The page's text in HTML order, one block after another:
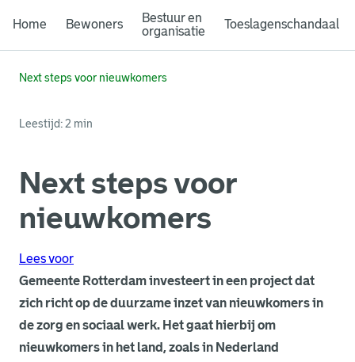
Home Bewoners
Bestuur en
organisatie
Toeslagenschandaal
Next steps voor nieuwkomers
Leestijd: 2 min
Next steps voor
nieuwkomers
Lees voor
Gemeente Rotterdam investeert in een project dat
zich richt op de duurzame inzet van nieuwkomers in
de zorg en sociaal werk. Het gaat hierbij om
nieuwkomers in het land, zoals in Nederland